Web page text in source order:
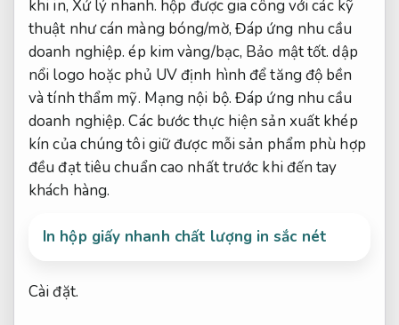
khi in, Xử lý nhanh. hộp được gia công với các kỹ
thuật như cán màng bóng/mờ, Đáp ứng nhu cầu
doanh nghiệp. ép kim vàng/bạc, Bảo mật tốt. dập
nổi logo hoặc phủ UV định hình để tăng độ bền
và tính thẩm mỹ. Mạng nội bộ. Đáp ứng nhu cầu
doanh nghiệp. Các bước thực hiện sản xuất khép
kín của chúng tôi giữ được mỗi sản phẩm phù hợp
đều đạt tiêu chuẩn cao nhất trước khi đến tay
khách hàng.
In hộp giấy nhanh chất lượng in sắc nét
Cài đặt.